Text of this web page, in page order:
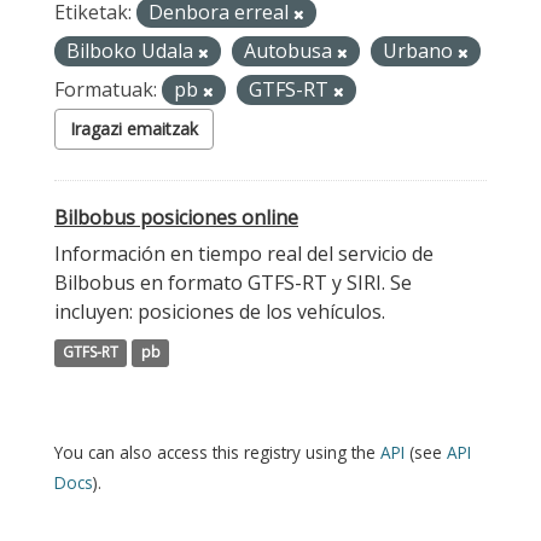
Etiketak:
Denbora erreal
Bilboko Udala
Autobusa
Urbano
Formatuak:
pb GTFS-RT
Iragazi emaitzak
Bilbobus posiciones online
Información en tiempo real del servicio de
Bilbobus en formato GTFS-RT y SIRI. Se
incluyen: posiciones de los vehículos.
GTFS-RT pb
You can also access this registry using the API (see API
Docs).